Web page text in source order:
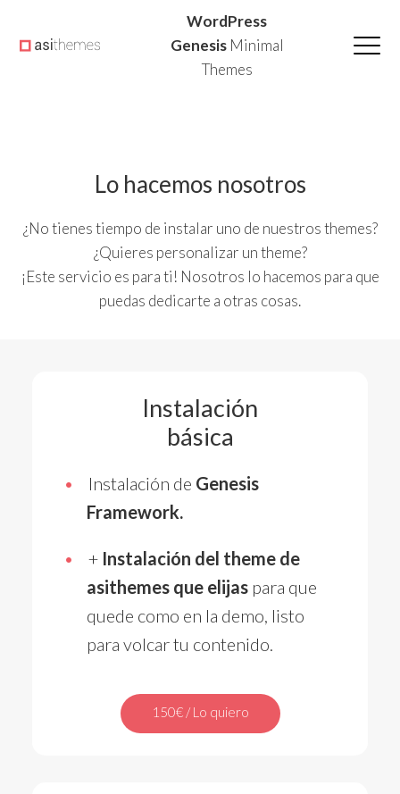
WordPress
GenesisMinimal
Themes
Lo hacemos nosotros
¿No tienes tiempo de instalar uno de nuestros themes?
¿Quieres personalizar un theme?
¡Este servicio es para ti! Nosotros lo hacemos para que
puedas dedicarte a otras cosas.
Instalación
básica
Instalación de Genesis
Framework.
+ Instalación del theme de
asithemes que elijaspara que
quede como en la demo, listo
para volcar tu contenido.
150€ / Lo quiero